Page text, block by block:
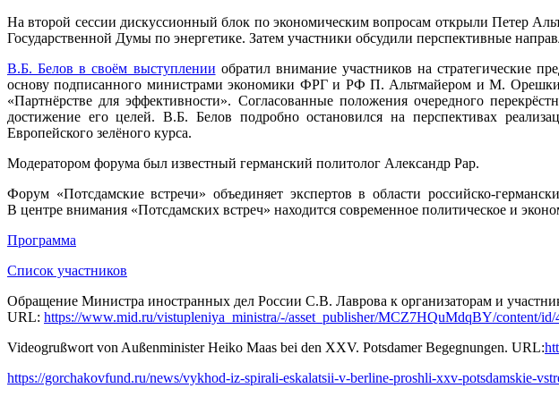
На второй сессии дискуссионный блок по экономическим вопросам открыли Петер
Государственной Думы по энергетике. Затем участники обсудили перспективные
В.Б. Белов в своём выступлении обратил внимание участников на стратегические
основу подписанного министрами экономики ФРГ и РФ П. Альтмайером и М.
«Партнёрстве для эффективности». Согласованные положения очередного
достижение его целей. В.Б. Белов подробно остановился на перспективах
Европейского зелёного курса.
Модератором форума был известный германский политолог Александр Рар.
Форум «Потсдамские встречи» объединяет экспертов в области российско-
В центре внимания «Потсдамских встреч» находится современное политическое и
Программа
Список участников
Обращение Министра иностранных дел России С.В. Лаврова к организаторам и
URL: https://www.mid.ru/vistupleniya_ministra/-/asset_publisher/MCZ7HQuMdqBY/content/id/
Videogrußwort von Außenminister Heiko Maas bei den XXV. Potsdamer Begegnungen. URL:
https://gorchakovfund.ru/news/vykhod-iz-spirali-eskalatsii-v-berline-proshli-xxv-potsdamskie-